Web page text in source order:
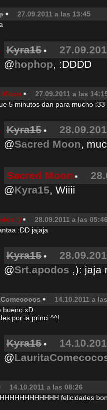
27.09.2011 a las 13:45
Kyra15
@hophop, :DDDD
Moon
27.09.2011 a las
5 minutos dan para mucho :33
Kyra15
@Sacred Moon,
Sacred Moon
@Kyra15, Wiiii
:)
28.09.2011 a las
:DD jajaja
Kyra15
@Srt.apodos ,): jaja
14.10.2011 a
bueno xD
por la princi ^^!
Kyra15
@
14.10.2011 a las 08:26
felicidades